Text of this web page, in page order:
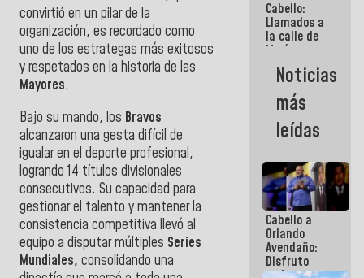
convirtió en un pilar de la
organización, es recordado como
uno de los estrategas más exitosos
y respetados en la historia de las
Mayores.
Bajo su mando, los Bravos
alcanzaron una gesta difícil de
igualar en el deporte profesional,
logrando 14 títulos divisionales
consecutivos. Su capacidad para
gestionar el talento y mantener la
consistencia competitiva llevó al
equipo a disputar múltiples Series
Mundiales, consolidando una
a salvar en
La Guaira?
Cabello:
Llamados a
la calle de
María
Machado se
estrellaron
de frente
contra el
Pueblo
Noticias
más
leídas
Cabello a
Orlando
Avendaño:
Disfruto